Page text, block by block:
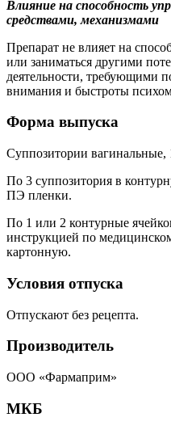
Влияние на способность
средствами, механизмами
Препарат не влияет на
или заниматься другими
деятельности, требующими
внимания и быстроты
Форма выпуска
Суппозитории вагинальные,
По 3 суппозитория в
ПЭ пленки.
По 1 или 2 контурные
инструкцией по
картонную.
Условия отпуска
Отпускают без рецепта.
Производитель
ООО «Фармаприм»
МКБ